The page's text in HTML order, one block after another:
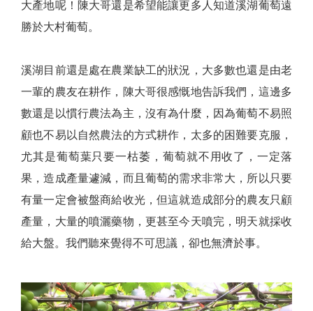
大產地呢！陳大哥還是希望能讓更多人知道溪湖葡萄遠
勝於大村葡萄。
溪湖目前還是處在農業缺工的狀況，大多數也還是由老
一輩的農友在耕作，陳大哥很感慨地告訴我們，這邊多
數還是以慣行農法為主，沒有為什麼，因為葡萄不易照
顧也不易以自然農法的方式耕作，太多的困難要克服，
尤其是葡萄葉只要一枯萎，葡萄就不用收了，一定落
果，造成產量遽減，而且葡萄的需求非常大，所以只要
有量一定會被盤商給收光，但這就造成部分的農友只顧
產量，大量的噴灑藥物，更甚至今天噴完，明天就採收
給大盤。我們聽來覺得不可思議，卻也無濟於事。